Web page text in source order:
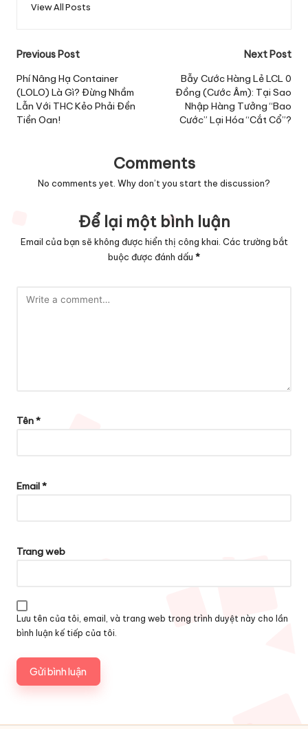
View All Posts
Post
navigation
Previous Post
Phí Nâng Hạ Container
(LOLO) Là Gì? Đừng Nhầm
Lẫn Với THC Kẻo Phải Đền
Tiền Oan!
Next Post
Bẫy Cước Hàng Lẻ LCL 0
Đồng (Cước Âm): Tại Sao
Nhập Hàng Tưởng “Bao
Cước” Lại Hóa “Cắt Cổ”?
Comments
No comments yet. Why don’t you start the discussion?
Để lại một bình luận
Email của bạn sẽ không được hiển thị công khai. Các trường bắt
buộc được đánh dấu *
Tên*
Email*
Trang web
Lưu tên của tôi, email, và trang web trong trình duyệt này cho lần
bình luận kế tiếp của tôi.